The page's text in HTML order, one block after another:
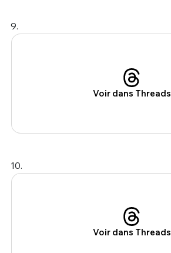
9.
Voir dans Threads
10.
Voir dans Threads